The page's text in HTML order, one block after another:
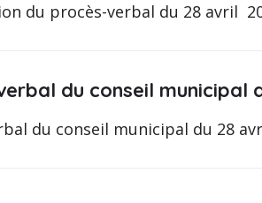
du procès-verbal du 28 avril
du conseil municipal
du conseil municipal du 28